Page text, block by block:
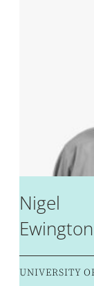
Nigel
Ewington
UNIVERSITY